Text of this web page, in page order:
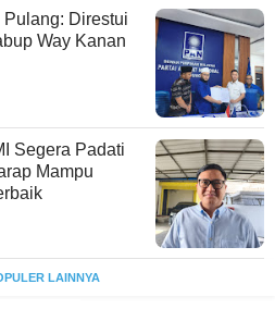
Direstui
Way Kanan
Segera Padati
Mampu
LAINNYA